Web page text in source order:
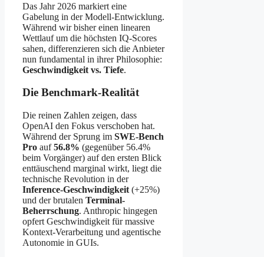
Das Jahr 2026 markiert eine
Gabelung in der Modell-Entwicklung.
Während wir bisher einen linearen
Wettlauf um die höchsten IQ-Scores
sahen, differenzieren sich die Anbieter
nun fundamental in ihrer Philosophie:
Geschwindigkeit vs. Tiefe.
Die Benchmark-Realität
Die reinen Zahlen zeigen, dass
OpenAI den Fokus verschoben hat.
Während der Sprung im SWE-Bench
Pro auf56.8% (gegenüber 56.4%
beim Vorgänger) auf den ersten Blick
enttäuschend marginal wirkt, liegt die
technische Revolution in der
Inference-Geschwindigkeit (+25%)
und der brutalen Terminal-
Beherrschung. Anthropic hingegen
opfert Geschwindigkeit für massive
Kontext-Verarbeitung und agentische
Autonomie in GUIs.